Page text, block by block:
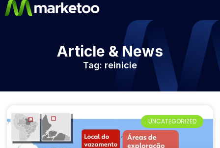
Article & News
Tag: reinicie
UNCATEGORIZED